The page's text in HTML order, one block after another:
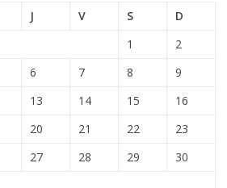
J V S
D
1
2
6 7 8
9
13 14 15
16
20 21 22
23
27 28 29
30